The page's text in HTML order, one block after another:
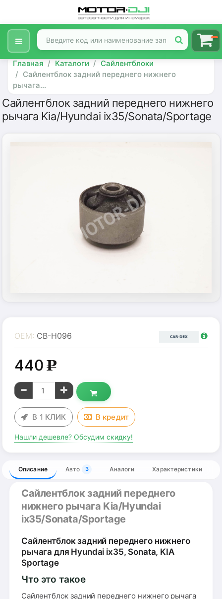
Главная Каталоги
Сайлентблоки
Сайлентблок задний переднего нижнего
рычага...
Сайлентблок задний переднего нижнего
рычага Kia/Hyundai ix35/Sonata/Sportage
OEM: CB-H096
440g
В 1 КЛИК В кредит
Нашли дешевле? Обсудим скидку!
Описание Авто 3 Аналоги Характеристики
Сайлентблок задний переднего
нижнего рычага Kia/Hyundai
ix35/Sonata/Sportage
Сайлентблок задний переднего нижнего
рычага для Hyundai ix35, Sonata, KIA
Sportage
Что это такое
Сайлентблок задний переднего нижнего рычага